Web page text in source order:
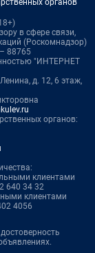
органов
в сфере связи,
(Роскомнадзор)
88765
"ИНТЕРНЕТ
д. 12, 6 этаж,
органов:
клиентами
640 34 32
клиентами
4056